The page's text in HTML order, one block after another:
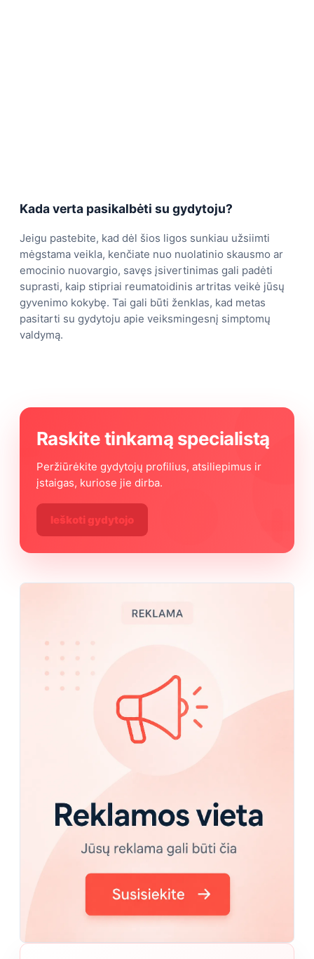
Kada verta pasikalbėti su gydytoju?
Jeigu pastebite, kad dėl šios ligos sunkiau užsiimti
mėgstama veikla, kenčiate nuo nuolatinio skausmo ar
emocinio nuovargio, savęs įsivertinimas gali padėti
suprasti, kaip stipriai reumatoidinis artritas veikė jūsų
gyvenimo kokybę. Tai gali būti ženklas, kad metas
pasitarti su gydytoju apie veiksmingesnį simptomų
valdymą.
Raskite tinkamą specialistą
Peržiūrėkite gydytojų profilius, atsiliepimus ir
įstaigas, kuriose jie dirba.
Ieškoti gydytojo